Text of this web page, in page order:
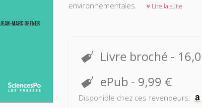
environnementales.
Lire la suite
Livre broché -
ePub - 9,99 €
Disponible chez ces revendeurs: